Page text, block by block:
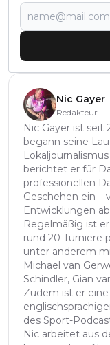
Nic Gayer
Redakteur
Nic Gayer ist seit
begann seine
berichtet er für
professionellen
Geschehen ein –
Entwicklungen
Regelmäßig ist
rund 20 Turniere
unter anderem
Michael van
Schindler, Gian
Zudem ist er
des Sport-
Nic arbeitet aus